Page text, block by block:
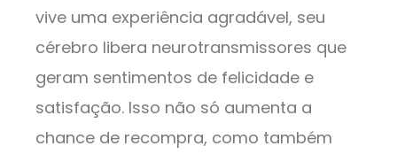
vive uma experiência agradável, seu
cérebro libera neurotransmissores que
geram sentimentos de felicidade e
satisfação. Isso não só aumenta a
chance de recompra, como também